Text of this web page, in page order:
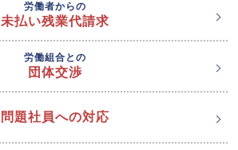
労働者からの
未払い残業代請求
労働組合との
団体交渉
問題社員への対応